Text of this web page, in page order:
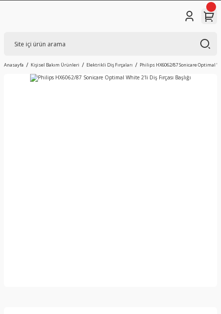
Anasayfa Kişisel Bakım Ürünleri Elektrikli Diş Fırçaları Philips HX6062/87 Sonicare Optimal